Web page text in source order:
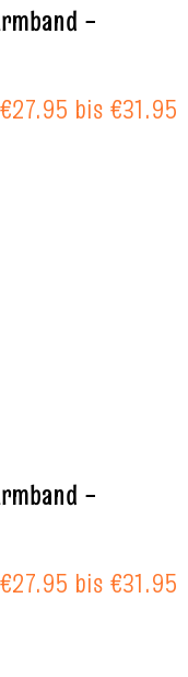
–
bis €31.95
–
bis €31.95